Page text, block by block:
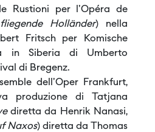
Rustioni per l'Opéra de
Holländer) nella
Fritsch per Komische
in Siberia di Umberto
di Bregenz.
dell'Oper Frankfurt,
produzione di Tatjana
diretta da Henrik Nanasi,
Naxos) diretta da Thomas